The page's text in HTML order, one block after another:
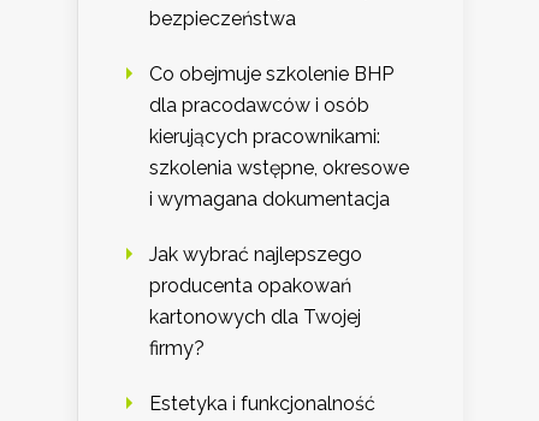
bezpieczeństwa
Co obejmuje szkolenie BHP
dla pracodawców i osób
kierujących pracownikami:
szkolenia wstępne, okresowe
i wymagana dokumentacja
Jak wybrać najlepszego
producenta opakowań
kartonowych dla Twojej
firmy?
Estetyka i funkcjonalność